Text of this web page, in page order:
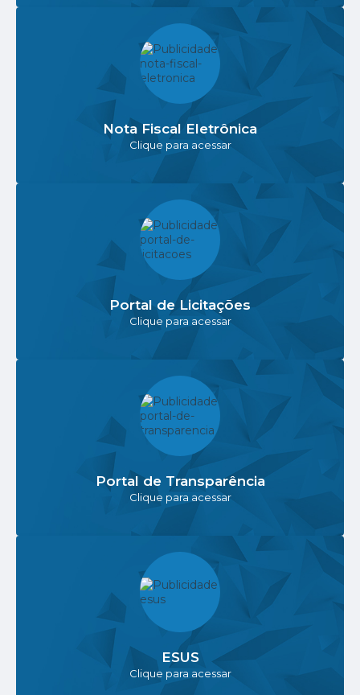
Nota Fiscal Eletrônica
Clique para acessar
Portal de Licitações
Clique para acessar
Portal de Transparência
Clique para acessar
ESUS
Clique para acessar